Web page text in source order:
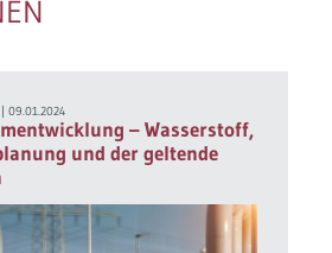
|09.01.2024
– Wasserstoff,
und der geltende